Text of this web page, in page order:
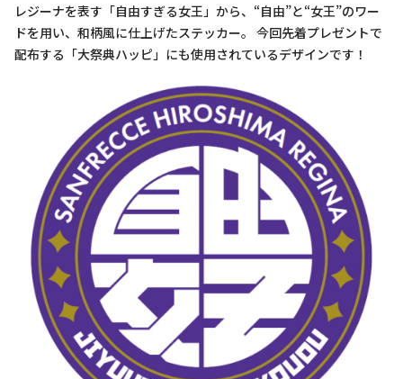
レジーナを表す「自由すぎる女王」から、“自由”と“女王”のワー
ドを用い、和柄風に仕上げたステッカー。 今回先着プレゼントで
配布する「大祭典ハッピ」にも使用されているデザインです！